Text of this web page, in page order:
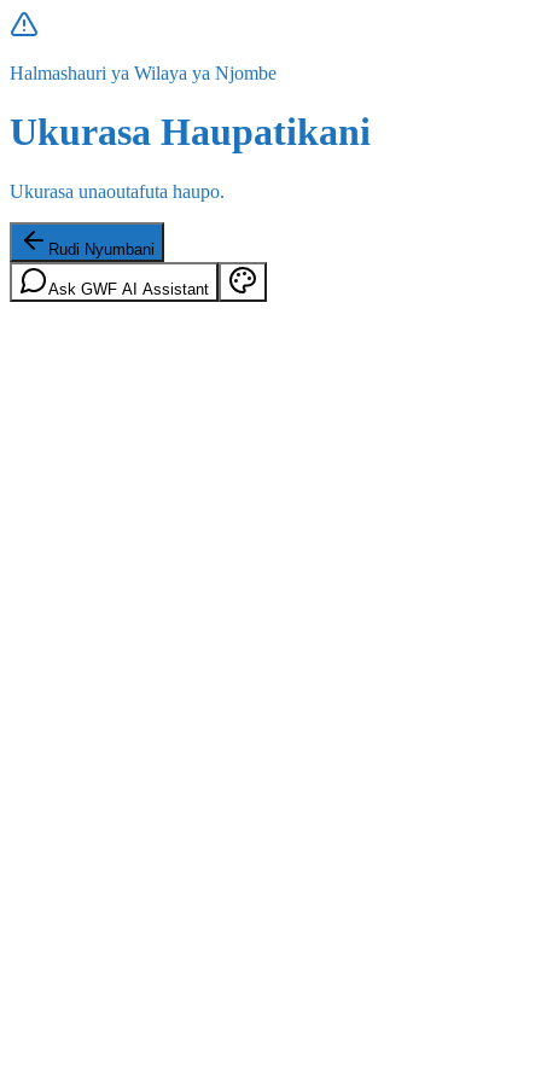
Halmashauri ya Wilaya ya Njombe
Ukurasa Haupatikani
Ukurasa unaoutafuta haupo.
Rudi Nyumbani
Ask GWF AI Assistant